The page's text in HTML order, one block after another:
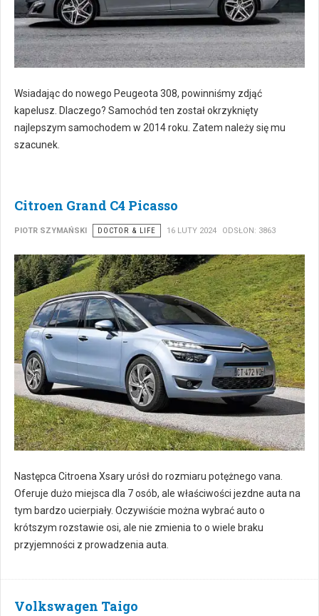
Wsiadając do nowego Peugeota 308, powinniśmy zdjąć
kapelusz. Dlaczego? Samochód ten został okrzyknięty
najlepszym samochodem w 2014 roku. Zatem należy się mu
szacunek.
Citroen Grand C4 Picasso
PIOTR SZYMAŃSKI DOCTOR & LIFE 16 LUTY 2024 ODSŁON: 3863
Następca Citroena Xsary urósł do rozmiaru potężnego vana.
Oferuje dużo miejsca dla 7 osób, ale właściwości jezdne auta na
tym bardzo ucierpiały. Oczywiście można wybrać auto o
krótszym rozstawie osi, ale nie zmienia to o wiele braku
przyjemności z prowadzenia auta.
Volkswagen Taigo